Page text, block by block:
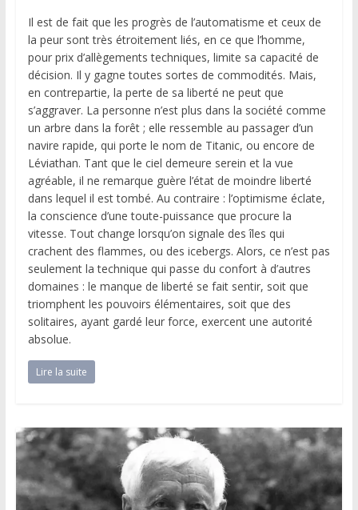
Il est de fait que les progrès de l’automatisme et ceux de
la peur sont très étroitement liés, en ce que l’homme,
pour prix d’allègements techniques, limite sa capacité de
décision. Il y gagne toutes sortes de commodités. Mais,
en contrepartie, la perte de sa liberté ne peut que
s’aggraver. La personne n’est plus dans la société comme
un arbre dans la forêt ; elle ressemble au passager d’un
navire rapide, qui porte le nom de Titanic, ou encore de
Léviathan. Tant que le ciel demeure serein et la vue
agréable, il ne remarque guère l’état de moindre liberté
dans lequel il est tombé. Au contraire : l’optimisme éclate,
la conscience d’une toute-puissance que procure la
vitesse. Tout change lorsqu’on signale des îles qui
crachent des flammes, ou des icebergs. Alors, ce n’est pas
seulement la technique qui passe du confort à d’autres
domaines : le manque de liberté se fait sentir, soit que
triomphent les pouvoirs élémentaires, soit que des
solitaires, ayant gardé leur force, exercent une autorité
absolue.
Lire la suite